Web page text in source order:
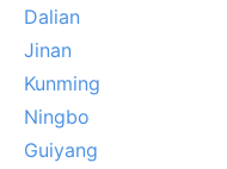
Dalian
Jinan
Kunming
Ningbo
Guiyang